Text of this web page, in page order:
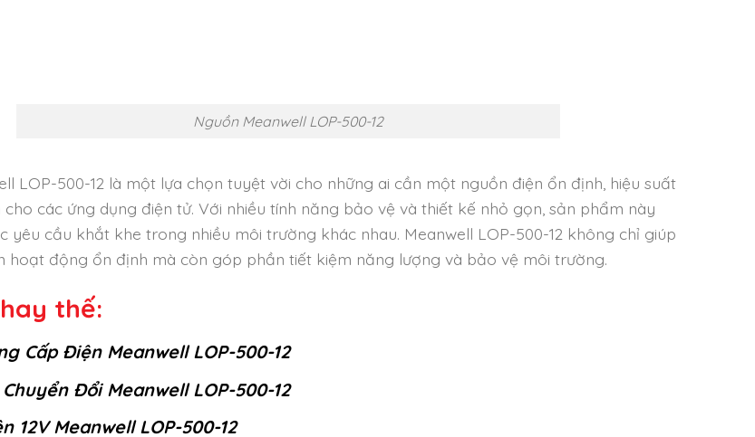
Nguồn Meanwell LOP-500-12
LOP-500-12 là một lựa chọn tuyệt vời cho những ai cần một nguồn điện ổn định, hiệu suất
các ứng dụng điện tử. Với nhiều tính năng bảo vệ và thiết kế nhỏ gọn, sản phẩm này
yêu cầu khắt khe trong nhiều môi trường khác nhau. Meanwell LOP-500-12 không chỉ giúp
hoạt động ổn định mà còn góp phần tiết kiệm năng lượng và bảo vệ môi trường.
thế:
Cấp Điện Meanwell LOP-500-12
Đổi Meanwell LOP-500-12
12V Meanwell LOP-500-12